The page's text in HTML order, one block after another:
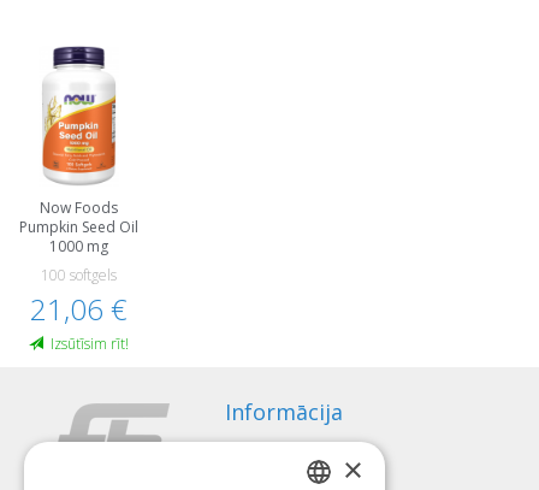
Now Foods
Pumpkin Seed Oil
1000 mg
100 softgels
21,06 €
Izsūtīsim rīt!
Informācija
Apmaksas veidi×